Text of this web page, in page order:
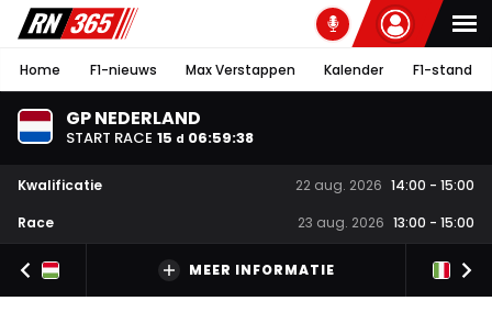
Home F1-nieuws Max Verstappen Kalender F1-stand
GP NEDERLAND
START RACE 15 d 06:59:38
Kwalificatie 22 aug. 2026 14:00 - 15:00
Race
23 aug. 2026 13:00 - 15:00
MEER INFORMATIE